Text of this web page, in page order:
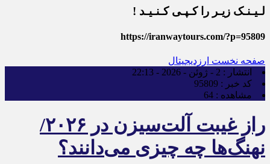
لـیـنـک زیـر را کـپـی کـنـیـد !
https://iranwaytours.com/?p=95809
صفحه نخست ارزدیجیتال
انتشار : 2 - ژوئن - 2026 - 22:13
کد خبر : 95809
مشاهده : 64
راز غیبت آلت‌سیزن در ۲۰۲۶/
نهنگ‌ها چه چیزی می‌دانند؟